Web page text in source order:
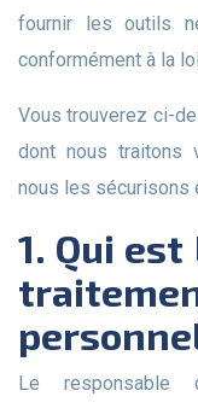
fournir les outils
conformément à la loi.
Vous trouverez ci-dessous des informations sur la manière
dont nous traitons
nous les sécurisons
1. Qui est le responsable du
Le responsable du traitement de vos données